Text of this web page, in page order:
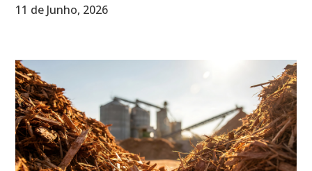
11 de Junho, 2026